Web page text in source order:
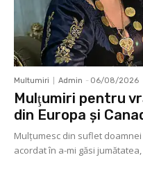
Multumiri Admin - 06/08/2026
Mulţumiri pentru
din Europa și
Mulţumesc din suflet
acordat în a-mi găsi